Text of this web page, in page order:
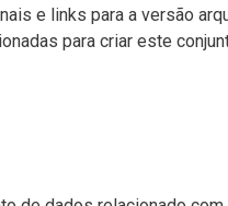
e links para a versão
para criar este